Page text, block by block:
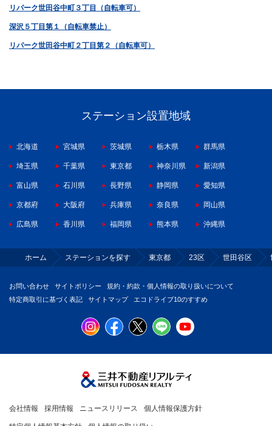
リパーク世田谷中町３丁目（自転車可）
深沢５丁目第１（自転車禁止）
リパーク世田谷中町２丁目第２（自転車可）
ステーション設置地域
北海道 宮城県 茨城県 栃木県 群馬県
埼玉県 千葉県 東京都 神奈川県 新潟県
富山県 石川県 長野県 静岡県 愛知県
京都府 大阪府 兵庫県 奈良県 岡山県
広島県 香川県 福岡県 熊本県 沖縄県
ホーム ステーションを探す 東京都 23区 世田谷区
お問い合わせ サイトポリシー
規約・約款・個人情報の取り扱いについて
特定商取引に基づく表記
サイトマップ エコドライブ10のすすめ
会社情報 採用情報 ニュースリリース 個人情報保護方針